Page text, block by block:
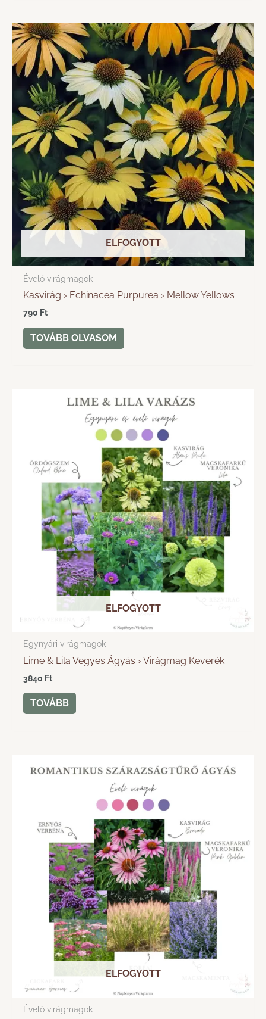
ELFOGYOTT
Évelő virágmagok
Kasvirág › Echinacea Purpurea › Mellow Yellows
790 Ft
TOVÁBB OLVASOM
ELFOGYOTT
Egynyári virágmagok
Lime & Lila Vegyes Ágyás › Virágmag Keverék
3840 Ft
TOVÁBB
ELFOGYOTT
Évelő virágmagok